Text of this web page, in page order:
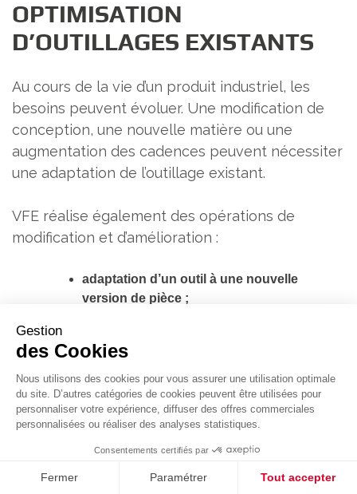
OPTIMISATION
D’OUTILLAGES EXISTANTS
Au cours de la vie d’un produit industriel, les
besoins peuvent évoluer. Une modification de
conception, une nouvelle matière ou une
augmentation des cadences peuvent nécessiter
une adaptation de l’outillage existant.
VFE réalise également des opérations de
modification et d’amélioration :
adaptation d’un outil à une nouvelle
version de pièce ;
réduction des défauts d’emboutissage ;
optimisation des cycles de production ;
renforcement des éléments soumis aux
contraintes.
Cette approche permet souvent d’éviter la
fabrication complète d’un nouvel outil et de
Gestion
des Cookies
Nous utilisons des cookies pour vous assurer une utilisation optimale
du site. D’autres catégories de cookies peuvent être utilisées pour
personnaliser votre expérience, diffuser des offres commerciales
personnalisées ou réaliser des analyses statistiques.
Consentements certifiés par
Fermer Paramétrer Tout accepter